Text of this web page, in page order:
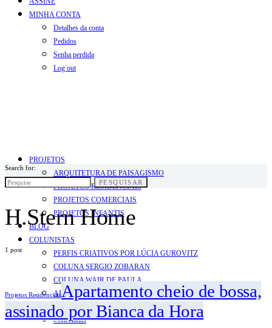
MINHA CONTA
Detalhes da conta
Pedidos
Senha perdida
Log out
PROJETOS
ARQUITETURA DE PAISAGISMO
PROJETOS RESIDENCIAIS
PROJETOS COMERCIAIS
PROJETOS INFANTIS
BLOG
COLUNISTAS
PERFIS CRIATIVOS POR LÚCIA GUROVITZ
COLUNA SERGIO ZOBARAN
COLUNA WAIR DE PAULA
ARTE.IN.FORMA
CONEXÕES
Conectadas
Search for:
PESQUISAR
H.Stern Home
1 post
Projetos ResidenciaisApartamento cheio de bossa,
assinado por Bianca da Hora